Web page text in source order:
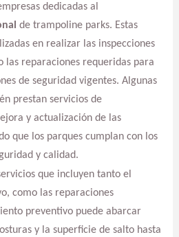
dedicadas al
de trampoline parks. Estas
en realizar las inspecciones
las reparaciones requeridas para
de seguridad vigentes. Algunas
prestan servicios de
y actualización de las
que los parques cumplan con los
y calidad.
que incluyen tanto el
como las reparaciones
preventivo puede abarcar
y la superficie de salto hasta